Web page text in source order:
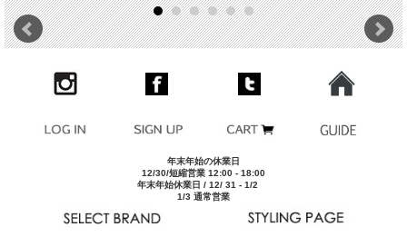
年末年始の休業日
12/30/短縮営業 12:00 - 18:00
年末年始休業日 / 12/ 31 - 1/2
1/3 通常営業